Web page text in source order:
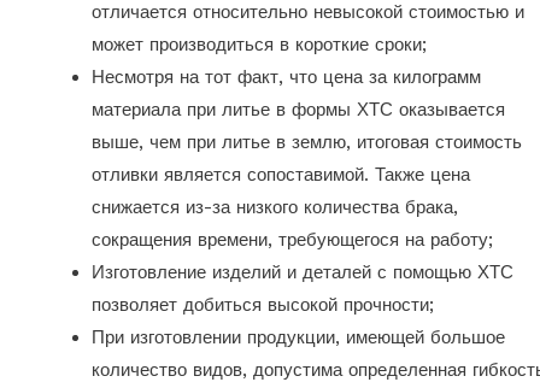
отличается относительно невысокой стоимостью и
может производиться в короткие сроки;
Несмотря на тот факт, что цена за килограмм
материала при литье в формы ХТС оказывается
выше, чем при литье в землю, итоговая стоимость
отливки является сопоставимой. Также цена
снижается из-за низкого количества брака,
сокращения времени, требующегося на работу;
Изготовление изделий и деталей с помощью ХТС
позволяет добиться высокой прочности;
При изготовлении продукции, имеющей большое
количество видов, допустима определенная